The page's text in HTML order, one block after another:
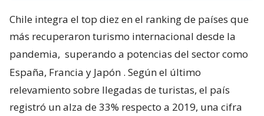
Chile integra el top diez en el ranking de países que
más recuperaron turismo internacional desde la
pandemia, superando a potencias del sector como
España, Francia y Japón . Según el último
relevamiento sobre llegadas de turistas, el país
registró un alza de 33% respecto a 2019, una cifra